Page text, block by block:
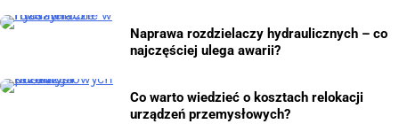
Naprawa rozdzielaczy hydraulicznych – co
najczęściej ulega awarii?
Co warto wiedzieć o kosztach relokacji
urządzeń przemysłowych?